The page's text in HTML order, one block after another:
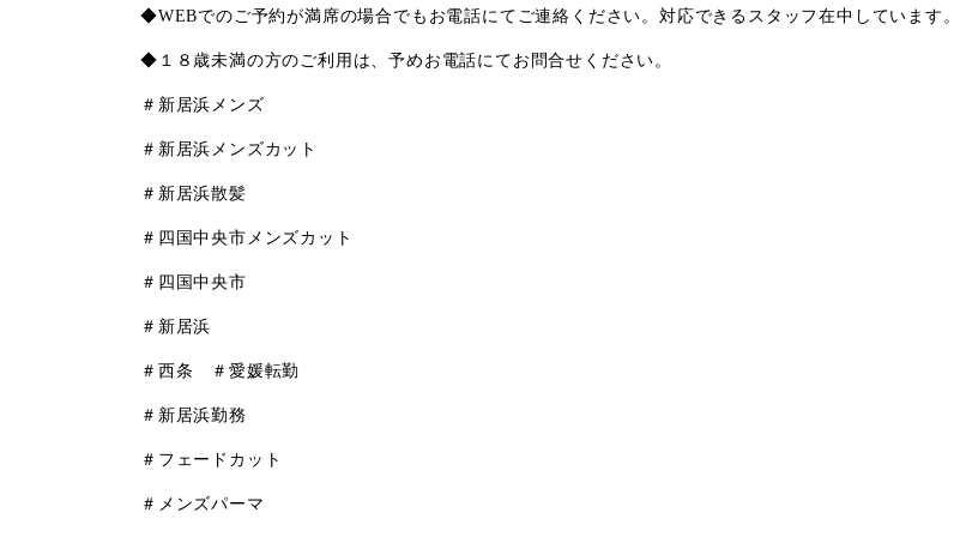
◆WEBでのご予約が満席の場合でもお電話にてご連絡ください。対応できるスタッフ在中しています。
◆１８歳未満の方のご利用は、予めお電話にてお問合せください。
＃新居浜メンズ
＃新居浜メンズカット
＃新居浜散髪
＃四国中央市メンズカット
＃四国中央市
＃新居浜
＃西条 ＃愛媛転勤
＃新居浜勤務
＃フェードカット
＃メンズパーマ